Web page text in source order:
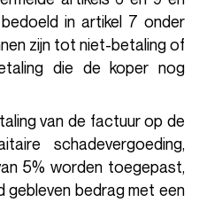
in artikel 7 onder
zijn tot niet-betaling of
die de koper nog
van de factuur op de
schadevergoeding,
5% worden toegepast,
bedrag met een